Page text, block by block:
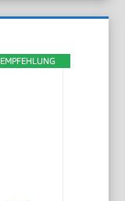
EMPFEHLUNG